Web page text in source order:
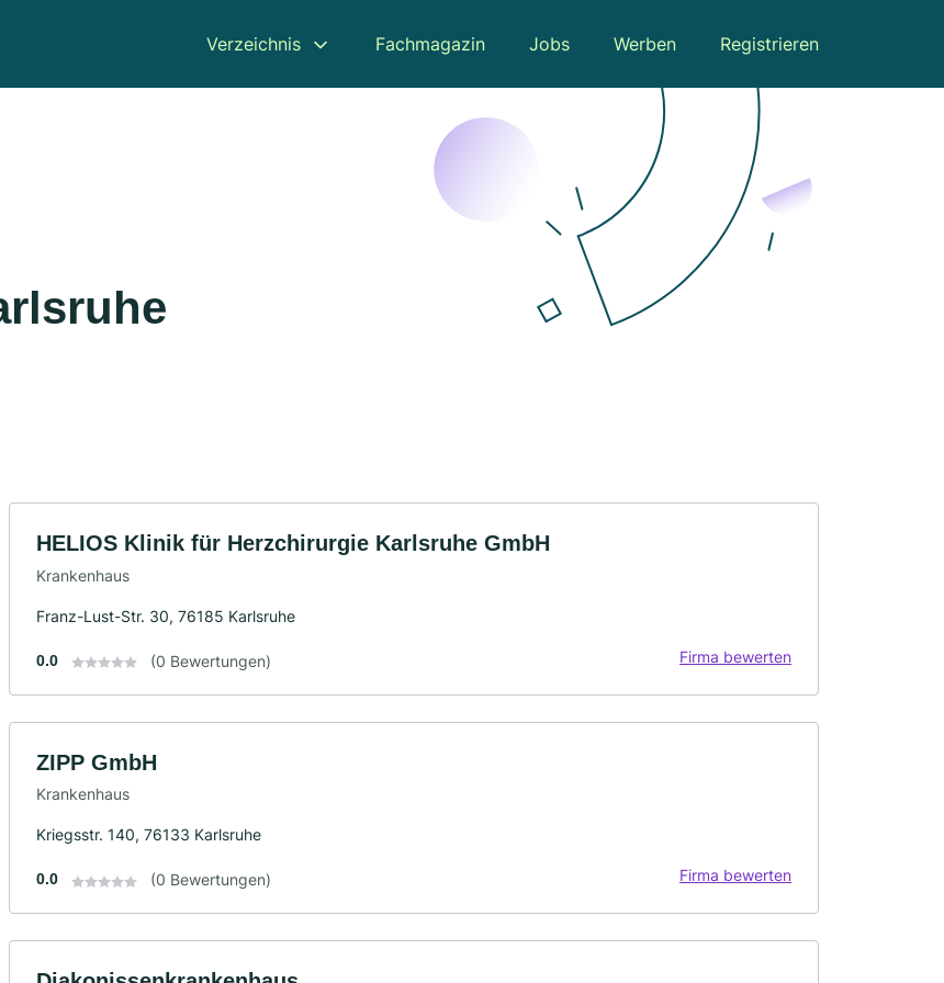
Verzeichnis Fachmagazin Jobs Werben Registrieren
HELIOS Klinik für Herzchirurgie Karlsruhe GmbH
Krankenhaus
Franz-Lust-Str. 30, 76185 Karlsruhe
0.0 (0 Bewertungen) Firma bewerten
ZIPP GmbH
Krankenhaus
Kriegsstr. 140, 76133 Karlsruhe
0.0 (0 Bewertungen) Firma bewerten